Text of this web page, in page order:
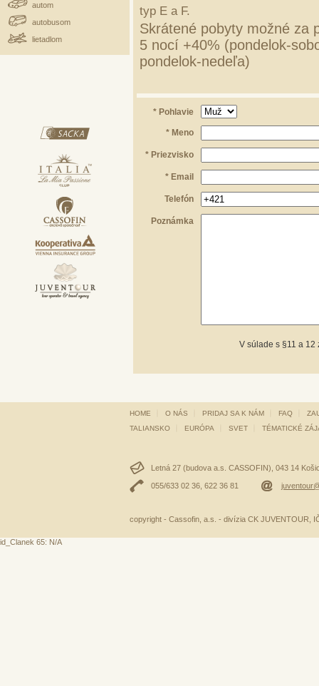
autom
autobusom
lietadlom
typ E a F.
Skrátené pobyty možné za
5 nocí +40% (pondelok-
pondelok-nedeľa)
* Pohlavie
* Meno
* Priezvisko
* Email
Telefón
Poznámka
V súlade s §11 a 12
HOME O NÁS PRIDAJ SA K NÁM FAQ
TALIANSKO
EURÓPA SVET TÉMATICKÉ
Letná 27 (budova a.s. CASSOFIN), 043 14
055/633 02 36, 622 36 81
copyright - Cassofin, a.s. - divízia CK JUVENTOUR,
id_Clanek 65: N/A